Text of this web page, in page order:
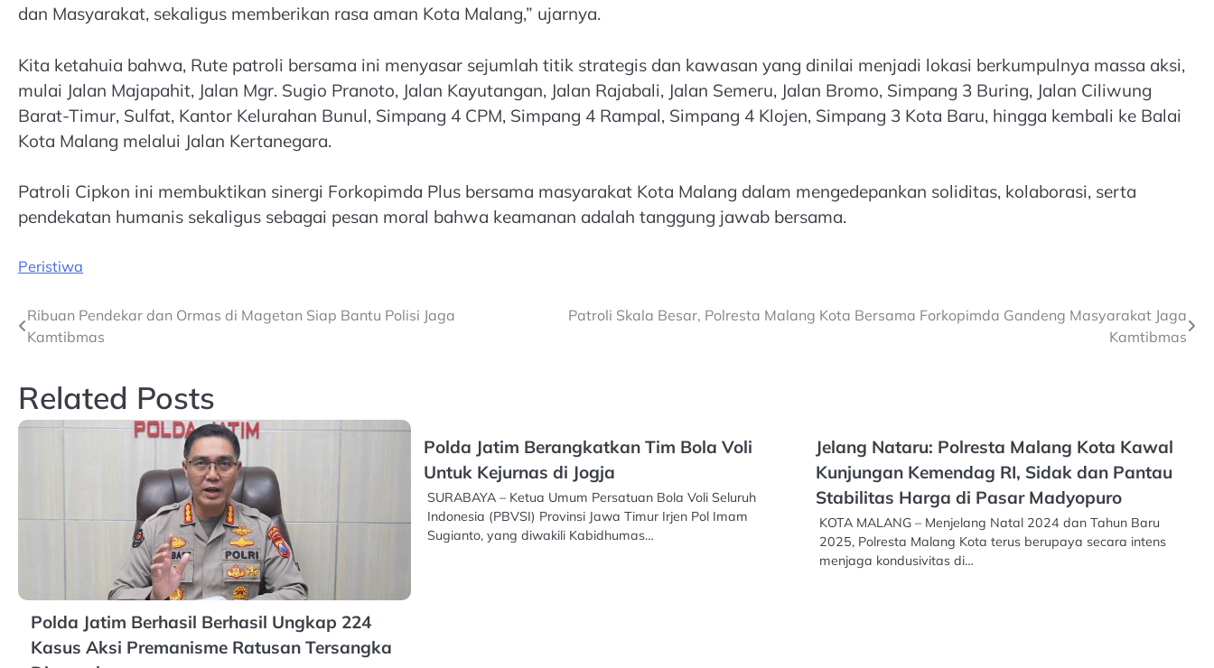
dan Masyarakat, sekaligus memberikan rasa aman Kota Malang,” ujarnya.
Kita ketahuia bahwa, Rute patroli bersama ini menyasar sejumlah titik strategis dan kawasan yang dinilai menjadi lokasi berkumpulnya massa aksi,
mulai Jalan Majapahit, Jalan Mgr. Sugio Pranoto, Jalan Kayutangan, Jalan Rajabali, Jalan Semeru, Jalan Bromo, Simpang 3 Buring, Jalan Ciliwung
Barat-Timur, Sulfat, Kantor Kelurahan Bunul, Simpang 4 CPM, Simpang 4 Rampal, Simpang 4 Klojen, Simpang 3 Kota Baru, hingga kembali ke Balai
Kota Malang melalui Jalan Kertanegara.
Patroli Cipkon ini membuktikan sinergi Forkopimda Plus bersama masyarakat Kota Malang dalam mengedepankan soliditas, kolaborasi, serta
pendekatan humanis sekaligus sebagai pesan moral bahwa keamanan adalah tanggung jawab bersama.
Peristiwa
Post
Ribuan Pendekar dan Ormas di Magetan Siap Bantu Polisi Jaga
Kamtibmas
Patroli Skala Besar, Polresta Malang Kota Bersama Forkopimda Gandeng Masyarakat Jaga
Kamtibmas
Related Posts
Polda Jatim Berhasil Berhasil Ungkap 224
Kasus Aksi Premanisme Ratusan Tersangka
Polda Jatim Berangkatkan Tim Bola Voli
Untuk Kejurnas di Jogja
SURABAYA – Ketua Umum Persatuan Bola Voli Seluruh
Indonesia (PBVSI) Provinsi Jawa Timur Irjen Pol Imam
Sugianto, yang diwakili Kabidhumas…
Jelang Nataru: Polresta Malang Kota Kawal
Kunjungan Kemendag RI, Sidak dan Pantau
Stabilitas Harga di Pasar Madyopuro
KOTA MALANG – Menjelang Natal 2024 dan Tahun Baru
2025, Polresta Malang Kota terus berupaya secara intens
menjaga kondusivitas di…